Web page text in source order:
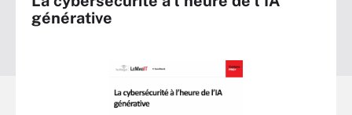
générative